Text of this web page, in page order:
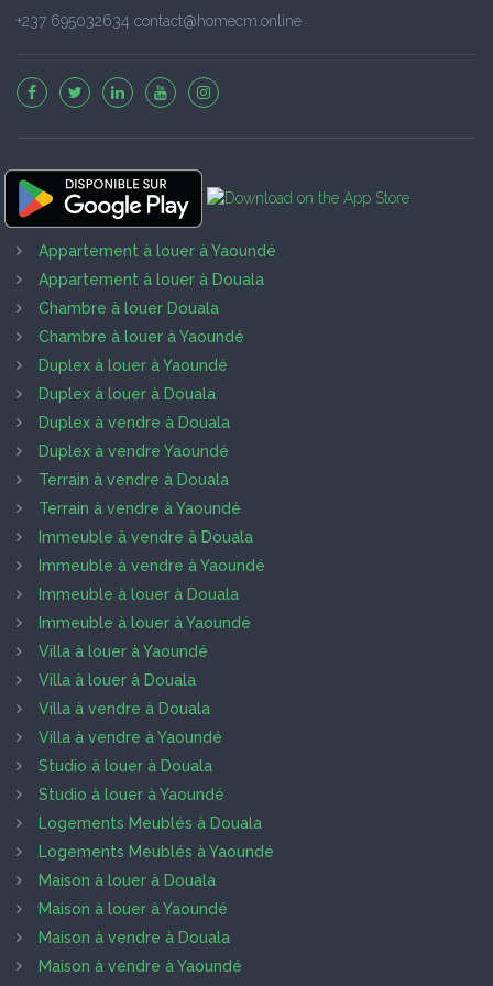
+237 695032634 contact@homecm.online
Appartement à louer à Yaoundé
Appartement à louer à Douala
Chambre à louer Douala
Chambre à louer à Yaoundé
Duplex à louer à Yaoundé
Duplex à louer à Douala
Duplex à vendre à Douala
Duplex à vendre Yaoundé
Terrain à vendre à Douala
Terrain à vendre à Yaoundé
Immeuble à vendre à Douala
Immeuble à vendre à Yaoundé
Immeuble à louer à Douala
Immeuble à louer à Yaoundé
Villa à louer à Yaoundé
Villa à louer à Douala
Villa à vendre à Douala
Villa à vendre à Yaoundé
Studio à louer à Douala
Studio à louer à Yaoundé
Logements Meublés à Douala
Logements Meublés à Yaoundé
Maison à louer à Douala
Maison à louer à Yaoundé
Maison à vendre à Douala
Maison à vendre à Yaoundé